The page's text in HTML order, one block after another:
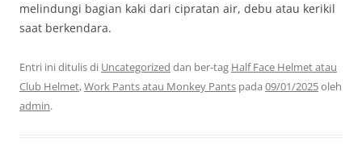
melindungi bagian kaki dari cipratan air, debu atau kerikil
saat berkendara.
Entri ini ditulis di Uncategorized dan ber-tag Half Face Helmet atau
Club Helmet,Work Pants atau Monkey Pants pada 09/01/2025oleh
admin.